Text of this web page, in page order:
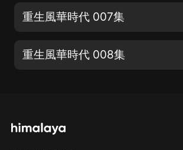
重生風華時代 007集
重生風華時代 008集